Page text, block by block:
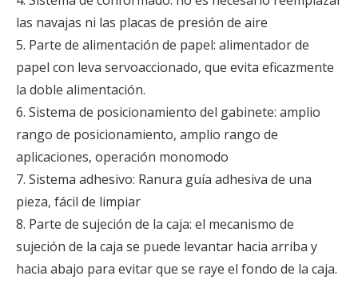
las navajas ni las placas de presión de aire
5. Parte de alimentación de papel: alimentador de
papel con leva servoaccionado, que evita eficazmente
la doble alimentación.
6. Sistema de posicionamiento del gabinete: amplio
rango de posicionamiento, amplio rango de
aplicaciones, operación monomodo
7. Sistema adhesivo: Ranura guía adhesiva de una
pieza, fácil de limpiar
8. Parte de sujeción de la caja: el mecanismo de
sujeción de la caja se puede levantar hacia arriba y
hacia abajo para evitar que se raye el fondo de la caja.